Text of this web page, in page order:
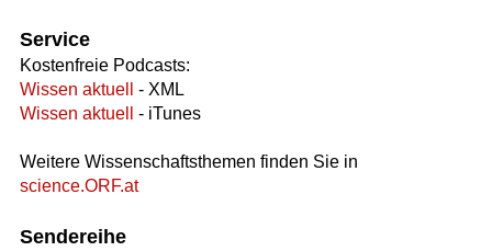
Service
Kostenfreie Podcasts:
Wissen aktuell
- XML
Wissen aktuell
- iTunes
Weitere Wissenschaftsthemen finden Sie in
science.ORF.at
Sendereihe